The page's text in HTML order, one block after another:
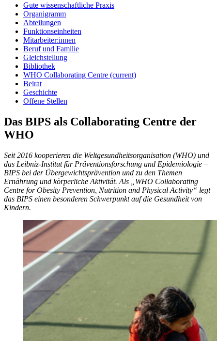
Gute wissenschaftliche Praxis
Organigramm
Abteilungen
Funktionseinheiten
Mitarbeiter:innen
Beruf und Familie
Gleichstellung
Bibliothek
WHO Collaborating Centre (current)
Beirat
Geschichte
Offene Stellen
Das BIPS als Collaborating Centre der
WHO
Seit 2016 kooperieren die Weltgesundheitsorganisation (WHO) und
das Leibniz-Institut für Präventionsforschung und Epidemiologie –
BIPS bei der Übergewichtsprävention und zu den Themen
Ernährung und körperliche Aktivität. Als „WHO Collaborating
Centre for Obesity Prevention, Nutrition and Physical Activity“ legt
das BIPS einen besonderen Schwerpunkt auf die Gesundheit von
Kindern.